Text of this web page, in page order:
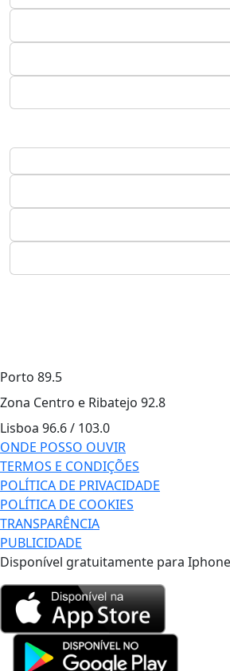
Porto 89.5
Zona Centro e Ribatejo 92.8
Lisboa 96.6 / 103.0
ONDE POSSO OUVIR
TERMOS E CONDIÇÕES
POLÍTICA DE PRIVACIDADE
POLÍTICA DE COOKIES
TRANSPARÊNCIA
PUBLICIDADE
Disponível gratuitamente para